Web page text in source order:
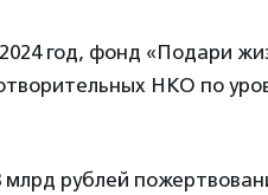
2024 год, фонд «Подари
НКО по
млрд рублей